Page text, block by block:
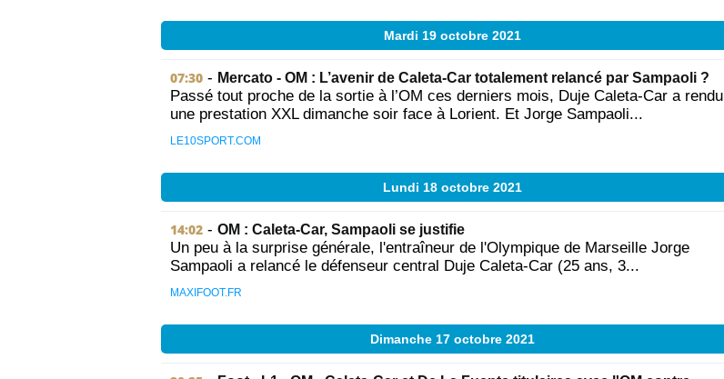
Mardi 19 octobre 2021
07:30 - Mercato - OM : L’avenir de Caleta-Car totalement relancé par Sampaoli ?
Passé tout proche de la sortie à l’OM ces derniers mois, Duje Caleta-Car a rendu
une prestation XXL dimanche soir face à Lorient. Et Jorge Sampaoli...
LE10SPORT.COM
Lundi 18 octobre 2021
14:02 - OM : Caleta-Car, Sampaoli se justifie
Un peu à la surprise générale, l'entraîneur de l'Olympique de Marseille Jorge
Sampaoli a relancé le défenseur central Duje Caleta-Car (25 ans, 3...
MAXIFOOT.FR
Dimanche 17 octobre 2021